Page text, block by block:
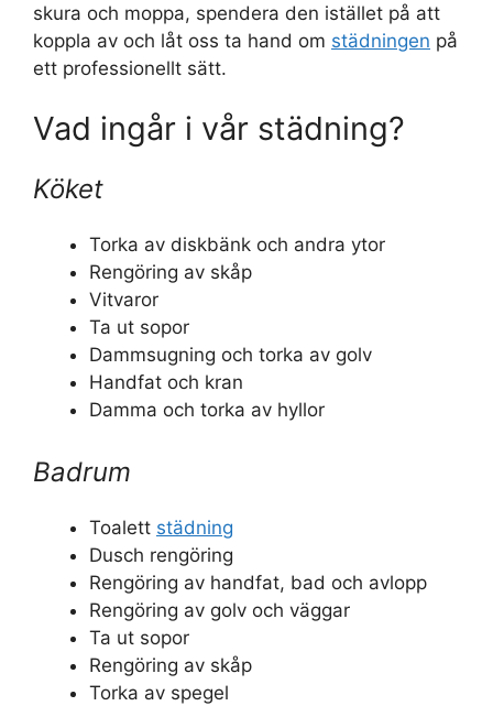
skura och moppa, spendera den istället på att
koppla av och låt oss ta hand om städningen på
ett professionellt sätt.
Vad ingår i vår städning?
Köket
Torka av diskbänk och andra ytor
Rengöring av skåp
Vitvaror
Ta ut sopor
Dammsugning och torka av golv
Handfat och kran
Damma och torka av hyllor
Badrum
Toalett städning
Dusch rengöring
Rengöring av handfat, bad och avlopp
Rengöring av golv och väggar
Ta ut sopor
Rengöring av skåp
Torka av spegel